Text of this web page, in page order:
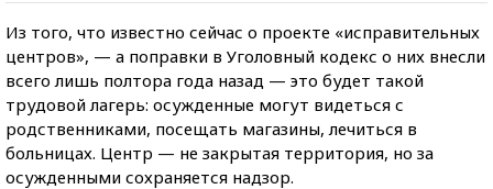
Из того, что известно сейчас о проекте «исправительных
центров», — а поправки в Уголовный кодекс о них внесли
всего лишь полтора года назад — это будет такой
трудовой лагерь: осужденные могут видеться с
родственниками, посещать магазины, лечиться в
больницах. Центр — не закрытая территория, но за
осужденными сохраняется надзор.